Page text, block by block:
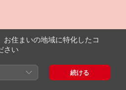
licence to Virgin EMI
Music Operations Ltd
お住まいの地域に特化したコ
さい
続ける